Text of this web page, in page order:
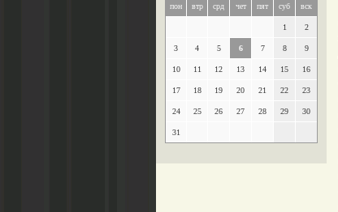
пон втр срд чет пят суб вск
1 2
3 4 5 6 7 8 9
10 11 12 13 14 15 16
17 18 19 20 21 22 23
24 25 26 27 28 29 30
31